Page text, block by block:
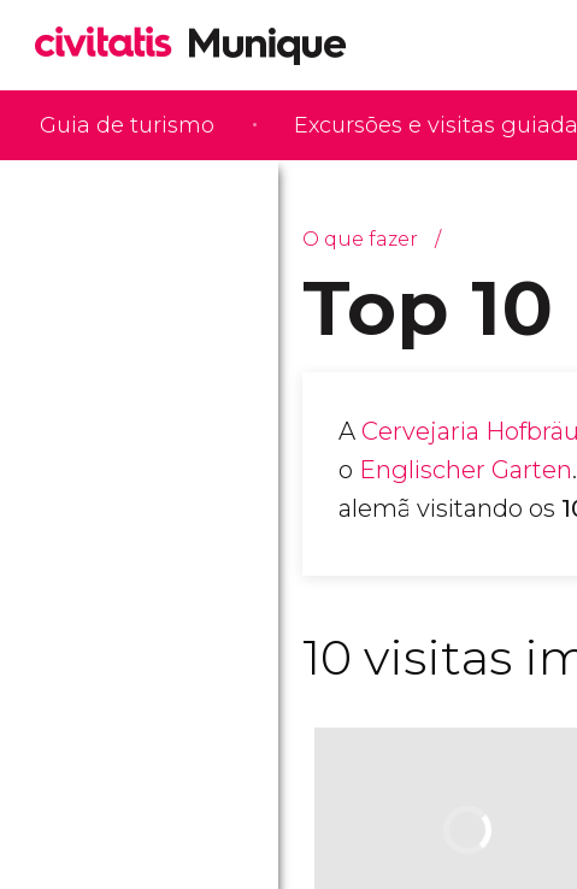
Guia de turismo Excursões e visitas
O que fazer
Top 10
A Cervejaria
o Englischer Garten
alemã visitando os
10 visitas